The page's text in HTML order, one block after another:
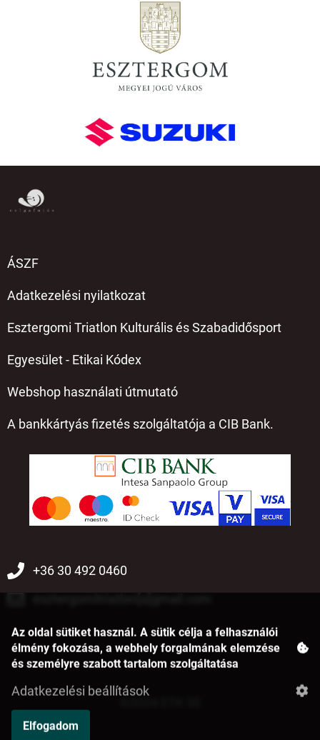
ÁSZF
Adatkezelési nyilatkozat
Esztergomi Triatlon Kulturális és Szabadidősport
Egyesület - Etikai Kódex
Webshop használati útmutató
A bankkártyás fizetés szolgáltatója a CIB Bank.
+36 30 492 0460
Az oldal sütiket használ. A sütik célja a felhasználói
élmény fokozása, a webhely forgalmának elemzése
és személyre szabott tartalom szolgáltatása
Adatkezelési beállítások
Elfogadom